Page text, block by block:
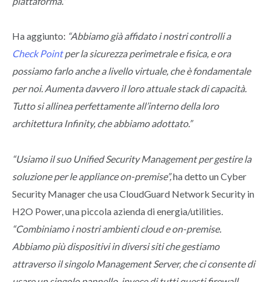
Ha aggiunto: “Abbiamo già affidato i nostri controlli a
Check Pointper la sicurezza perimetrale e fisica, e ora
possiamo farlo anche a livello virtuale, che è fondamentale
per noi. Aumenta davvero il loro attuale stack di capacità.
Tutto si allinea perfettamente all’interno della loro
architettura Infinity, che abbiamo adottato.”
“Usiamo il suo Unified Security Management per gestire la
soluzione per le appliance on-premise”,ha detto un Cyber
Security Manager che usa CloudGuard Network Security in
H2O Power, una piccola azienda di energia/utilities.
“Combiniamo i nostri ambienti cloud e on-premise.
Abbiamo più dispositivi in diversi siti che gestiamo
attraverso il singolo Management Server, che ci consente di